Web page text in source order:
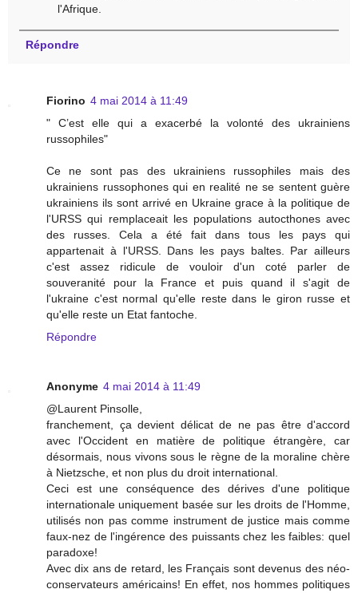
l'Afrique.
Répondre
Fiorino 4 mai 2014 à 11:49
" C’est elle qui a exacerbé la volonté des ukrainiens
russophiles"
Ce ne sont pas des ukrainiens russophiles mais des
ukrainiens russophones qui en realité ne se sentent guère
ukrainiens ils sont arrivé en Ukraine grace à la politique de
l'URSS qui remplaceait les populations autocthones avec
des russes. Cela a été fait dans tous les pays qui
appartenait à l'URSS. Dans les pays baltes. Par ailleurs
c'est assez ridicule de vouloir d'un coté parler de
souveranité pour la France et puis quand il s'agit de
l'ukraine c'est normal qu'elle reste dans le giron russe et
qu'elle reste un Etat fantoche.
Répondre
Anonyme 4 mai 2014 à 11:49
@Laurent Pinsolle,
franchement, ça devient délicat de ne pas être d'accord
avec l'Occident en matière de politique étrangère, car
désormais, nous vivons sous le règne de la moraline chère
à Nietzsche, et non plus du droit international.
Ceci est une conséquence des dérives d'une politique
internationale uniquement basée sur les droits de l'Homme,
utilisés non pas comme instrument de justice mais comme
faux-nez de l'ingérence des puissants chez les faibles: quel
paradoxe!
Avec dix ans de retard, les Français sont devenus des néo-
conservateurs américains! En effet, nos hommes politiques